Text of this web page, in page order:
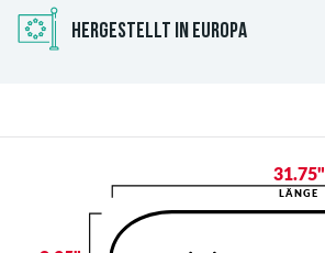
HERGESTELLT IN EUROPA
31.75"
LÄNGE